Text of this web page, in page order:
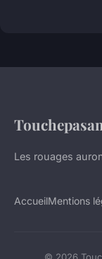
Les rouages
AccueilMentions